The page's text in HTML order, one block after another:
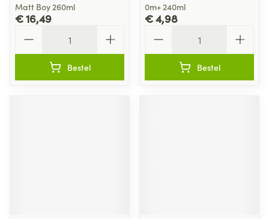
Matt Boy 260ml
€ 16,49
Bestel
0m+ 240ml
€ 4,98
Bestel